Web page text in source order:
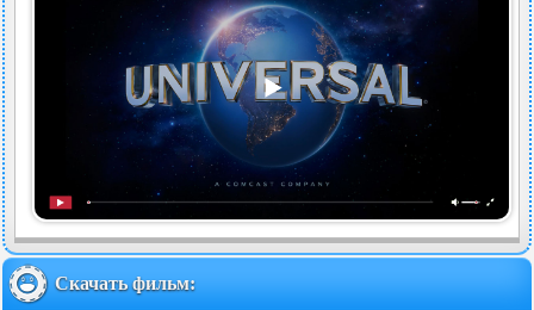
Скачать фильм: